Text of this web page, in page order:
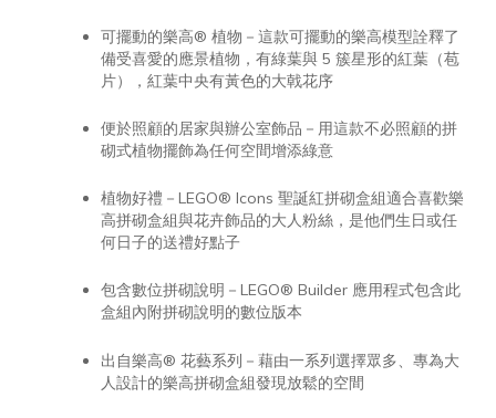
可擺動的樂高® 植物－這款可擺動的樂高模型詮釋了
備受喜愛的應景植物，有綠葉與 5 簇星形的紅葉（苞
片），紅葉中央有黃色的大戟花序
便於照顧的居家與辦公室飾品－用這款不必照顧的拼
砌式植物擺飾為任何空間增添綠意
植物好禮－LEGO® Icons 聖誕紅拼砌盒組適合喜歡樂
高拼砌盒組與花卉飾品的大人粉絲，是他們生日或任
何日子的送禮好點子
包含數位拼砌說明－LEGO® Builder 應用程式包含此
盒組內附拼砌說明的數位版本
出自樂高® 花藝系列－藉由一系列選擇眾多、專為大
人設計的樂高拼砌盒組發現放鬆的空間